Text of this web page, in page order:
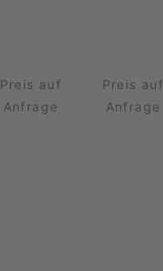
Preis auf
Anfrage
Preis auf
Anfrage